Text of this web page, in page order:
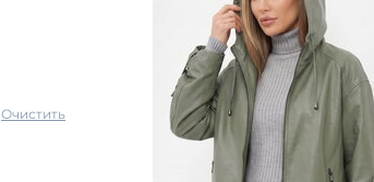
Очистить